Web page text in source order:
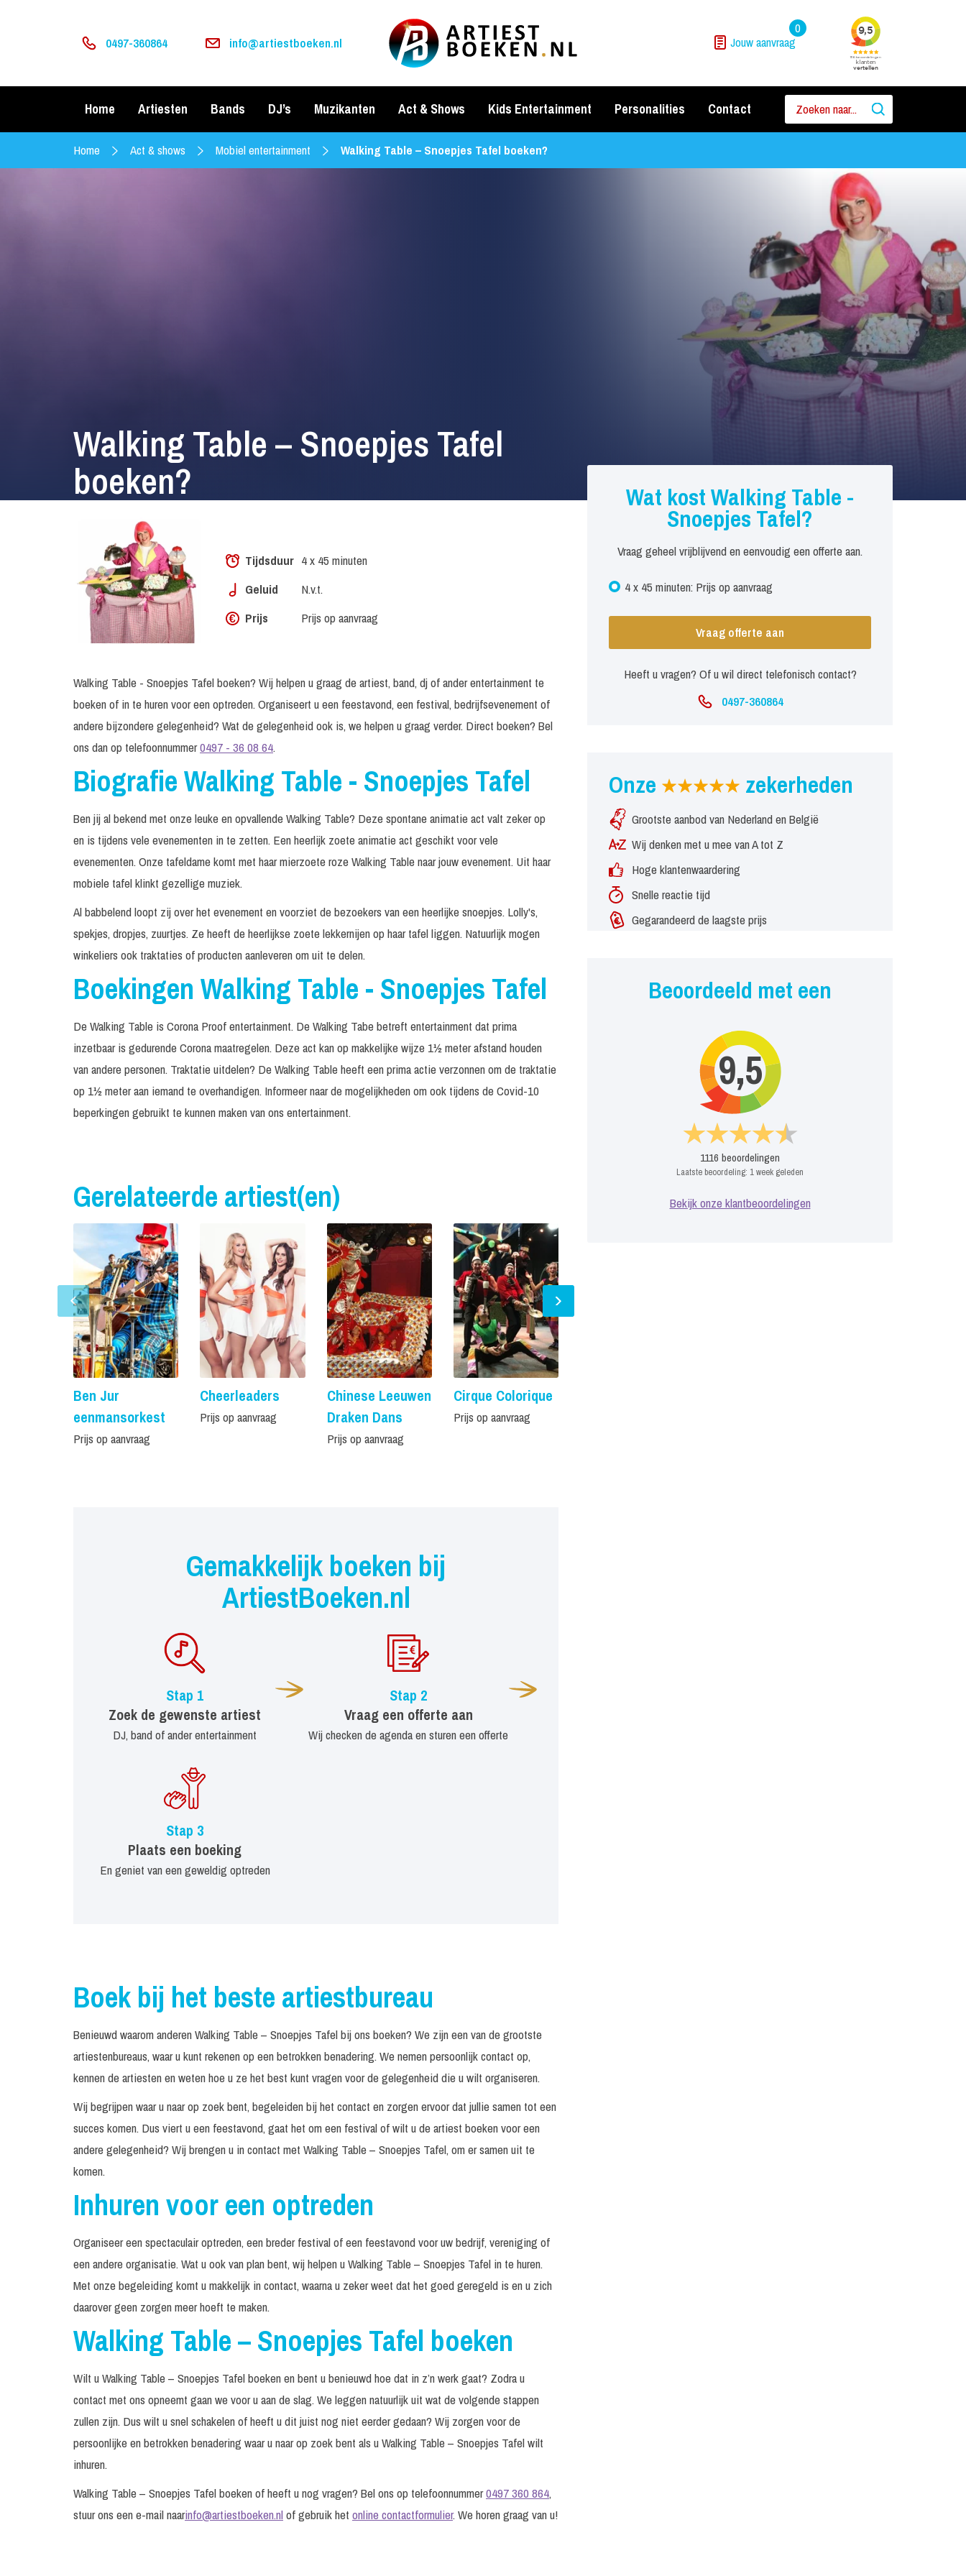
0497-360864 info@artiestboeken.nl Jouw aanvraag
0
Home Artiesten Bands DJ’s Muzikanten Act & Shows Kids Entertainment Personalities Contact
Home Act & shows Mobiel entertainment Walking Table – Snoepjes Tafel boeken?
Walking Table – Snoepjes Tafel
boeken?
Tijdsduur 4 x 45 minuten
Geluid
N.v.t.
Prijs
Prijs op aanvraag
Walking Table - Snoepjes Tafel boeken? Wij helpen u graag de artiest, band, dj of ander entertainment te
boeken of in te huren voor een optreden. Organiseert u een feestavond, een festival, bedrijfsevenement of
andere bijzondere gelegenheid? Wat de gelegenheid ook is, we helpen u graag verder. Direct boeken? Bel
ons dan op telefoonnummer0497 - 36 08 64.
Biografie Walking Table - Snoepjes Tafel
Ben jij al bekend met onze leuke en opvallende Walking Table? Deze spontane animatie act valt zeker op
en is tijdens vele evenementen in te zetten. Een heerlijk zoete animatie act geschikt voor vele
evenementen. Onze tafeldame komt met haar mierzoete roze Walking Table naar jouw evenement. Uit haar
mobiele tafel klinkt gezellige muziek.
Al babbelend loopt zij over het evenement en voorziet de bezoekers van een heerlijke snoepjes. Lolly's,
spekjes, dropjes, zuurtjes. Ze heeft de heerlijkse zoete lekkernijen op haar tafel liggen. Natuurlijk mogen
winkeliers ook traktaties of producten aanleveren om uit te delen.
Boekingen Walking Table - Snoepjes Tafel
De Walking Table is Corona Proof entertainment. De Walking Tabe betreft entertainment dat prima
inzetbaar is gedurende Corona maatregelen. Deze act kan op makkelijke wijze 1½ meter afstand houden
van andere personen. Traktatie uitdelen? De Walking Table heeft een prima actie verzonnen om de traktatie
op 1½ meter aan iemand te overhandigen. Informeer naar de mogelijkheden om ook tijdens de Covid-10
beperkingen gebruikt te kunnen maken van ons entertainment.
Wat kost Walking Table -
Snoepjes Tafel?
Vraag geheel vrijblijvend en eenvoudig een offerte aan.
4 x 45 minuten: Prijs op aanvraag
Vraag offerte aan
Heeft u vragen? Of u wil direct telefonisch contact?
0497-360864
Onze zekerheden
Grootste aanbod van Nederland en België
Wij denken met u mee van A tot Z
Hoge klantenwaardering
Snelle reactie tijd
Gegarandeerd de laagste prijs
Beoordeeld met een
9,5
1116 beoordelingen
Laatste beoordeling: 1 week geleden
Bekijk onze klantbeoordelingen
Gerelateerde artiest(en)
Ben Jur
eenmansorkest
Prijs op aanvraag
Cheerleaders
Prijs op aanvraag
Chinese Leeuwen
Draken Dans
Prijs op aanvraag
Cirque Colorique
Prijs op aanvraag
Gemakkelijk boeken bij
ArtiestBoeken.nl
Stap 1
Zoek de gewenste artiest
DJ, band of ander entertainment
Stap 2
Vraag een offerte aan
Wij checken de agenda en sturen een offerte
Stap 3
Plaats een boeking
En geniet van een geweldig optreden
Boek bij het beste artiestbureau
Benieuwd waarom anderen Walking Table – Snoepjes Tafel bij ons boeken? We zijn een van de grootste
artiestenbureaus, waar u kunt rekenen op een betrokken benadering. We nemen persoonlijk contact op,
kennen de artiesten en weten hoe u ze het best kunt vragen voor de gelegenheid die u wilt organiseren.
Wij begrijpen waar u naar op zoek bent, begeleiden bij het contact en zorgen ervoor dat jullie samen tot een
succes komen. Dus viert u een feestavond, gaat het om een festival of wilt u de artiest boeken voor een
andere gelegenheid? Wij brengen u in contact met Walking Table – Snoepjes Tafel, om er samen uit te
komen.
Inhuren voor een optreden
Organiseer een spectaculair optreden, een breder festival of een feestavond voor uw bedrijf, vereniging of
een andere organisatie. Wat u ook van plan bent, wij helpen u Walking Table – Snoepjes Tafel in te huren.
Met onze begeleiding komt u makkelijk in contact, waarna u zeker weet dat het goed geregeld is en u zich
daarover geen zorgen meer hoeft te maken.
Walking Table – Snoepjes Tafel boeken
Wilt u Walking Table – Snoepjes Tafel boeken en bent u benieuwd hoe dat in z’n werk gaat? Zodra u
contact met ons opneemt gaan we voor u aan de slag. We leggen natuurlijk uit wat de volgende stappen
zullen zijn. Dus wilt u snel schakelen of heeft u dit juist nog niet eerder gedaan? Wij zorgen voor de
persoonlijke en betrokken benadering waar u naar op zoek bent als u Walking Table – Snoepjes Tafel wilt
inhuren.
Walking Table – Snoepjes Tafel boeken of heeft u nog vragen? Bel ons op telefoonnummer0497 360 864,
stuur ons een e-mail naarinfo@artiestboeken.nlof gebruik het online contactformulier. We horen graag van u!